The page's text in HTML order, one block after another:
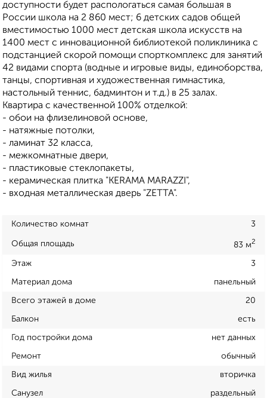
доступности будет распологаться самая большая в
России школа на 2 860 мест; 6 детских садов общей
вместимостью 1000 мест детская школа искусств на
1400 мест с инновационной библиотекой поликлиника с
подстанцией скорой помощи спорткомплекс для занятий
42 видами спорта (водные и игровые виды, единоборства,
танцы, спортивная и художественная гимнастика,
настольный теннис, бадминтон и т.д.) в 25 залах.
Квартира с качественной 100% отделкой:
- обои на флизелиновой основе,
- натяжные потолки,
- ламинат 32 класса,
- межкомнатные двери,
- пластиковые стеклопакеты,
- керамическая плитка "KERAMA MARAZZI",
- входная металлическая дверь "ZETTA".
Количество комнат 3
Общая площадь 83 м2
Этаж 3
Материал дома панельный
Всего этажей в доме 20
Балкон есть
Год постройки дома нет данных
Ремонт обычный
Вид жилья вторичка
Санузел раздельный